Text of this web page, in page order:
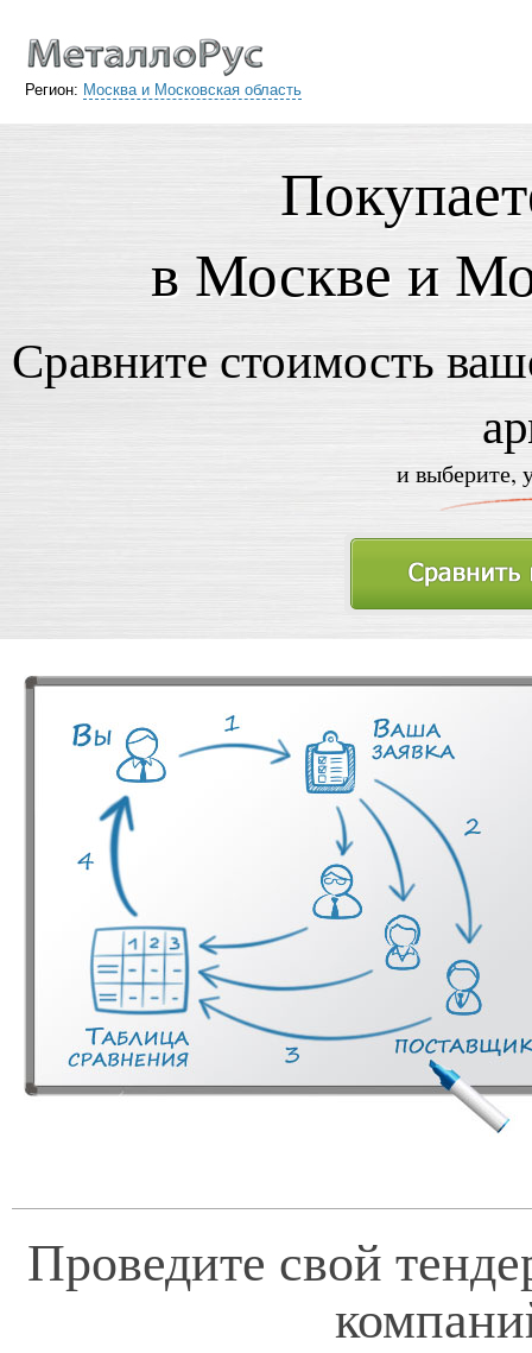
Регион: Москва и Московская область
в Москве и
Сравните стоимость
и выберите,
Проведите свой